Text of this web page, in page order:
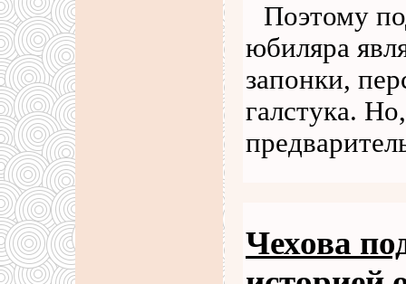
Поэтому
юбиляра
запонки,
галстука.
Чехова